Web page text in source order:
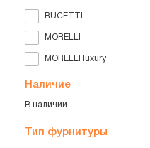
RUCETTI
MORELLI
MORELLI luxury
Наличие
В наличии
Тип фурнитуры